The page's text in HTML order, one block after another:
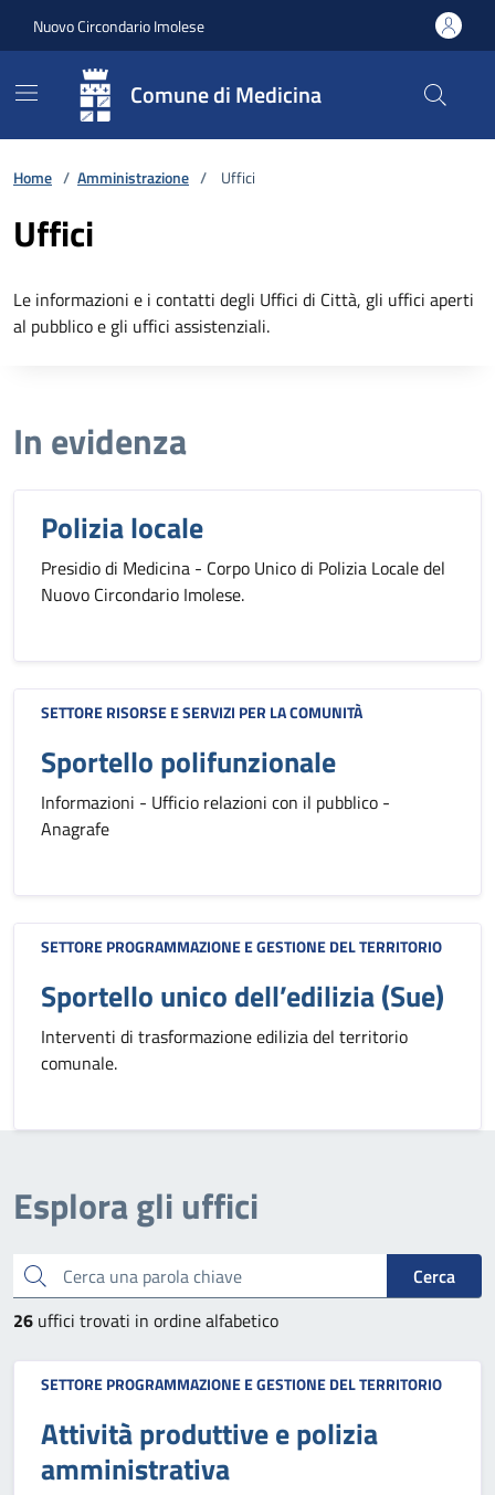
Nuovo Circondario Imolese
Comune di Medicina
Home / Amministrazione / Uffici
Uffici
Le informazioni e i contatti degli Uffici di Città, gli uffici aperti
al pubblico e gli uffici assistenziali.
In evidenza
Polizia locale
Presidio di Medicina - Corpo Unico di Polizia Locale del
Nuovo Circondario Imolese.
SETTORE RISORSE E SERVIZI PER LA COMUNITÀ
Sportello polifunzionale
Informazioni - Ufficio relazioni con il pubblico -
Anagrafe
SETTORE PROGRAMMAZIONE E GESTIONE DEL TERRITORIO
Sportello unico dell’edilizia (Sue)
Interventi di trasformazione edilizia del territorio
comunale.
Esplora gli uffici
Cerca una parola chiave
Cerca
26 uffici trovati in ordine alfabetico
SETTORE PROGRAMMAZIONE E GESTIONE DEL TERRITORIO
Attività produttive e polizia
amministrativa